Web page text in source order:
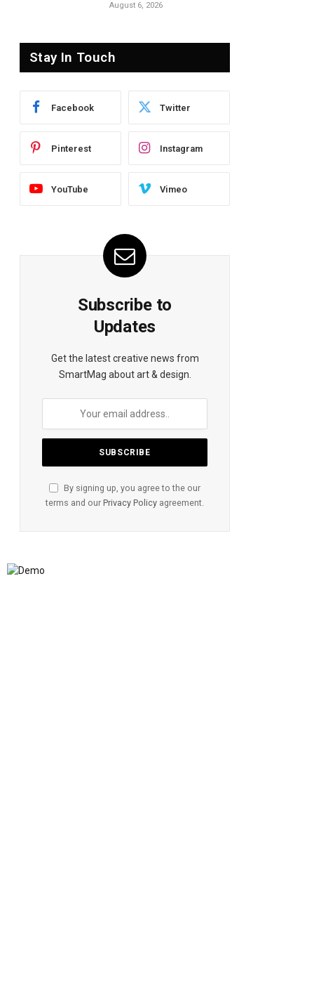
August 6, 2026
Stay In Touch
Facebook Twitter
Pinterest Instagram
YouTube Vimeo
Subscribe to
Updates
Get the latest creative news from
SmartMag about art & design.
By signing up, you agree to the our
terms and our Privacy Policy agreement.